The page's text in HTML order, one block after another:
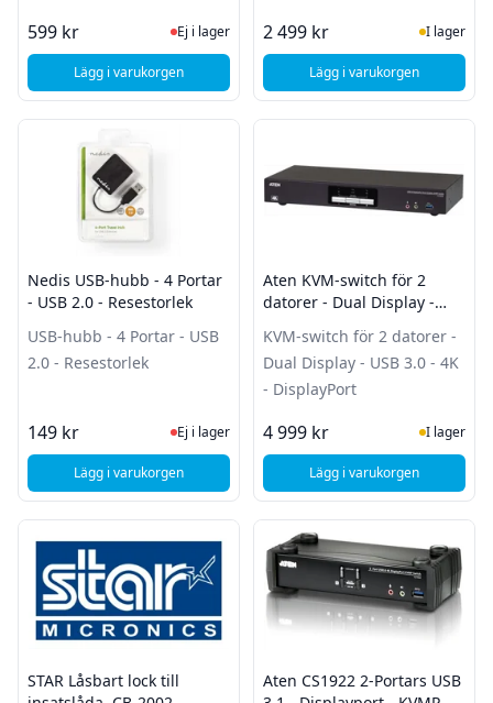
599 kr Ej i lager, besök produktsidan för
Ej i lager
Lägg i varukorgen, 8BitDo Ultimate 2 - Trådlös - Svart
2 499 kr I Lager
I lager
Lägg i varukorgen
, Logitech BRIO
Nedis USB-hubb - 4 Portar
- USB 2.0 - Resestorlek
USB-hubb - 4 Portar - USB
2.0 - Resestorlek
149 kr Ej i lager, besök produktsidan för
Ej i lager
Lägg i varukorgen, Nedis USB-hubb - 4 Portar - USB 2.0 - Resestorlek
Aten KVM-switch för 2
datorer - Dual Display -
KVM-switch för 2 datorer -
Dual Display - USB 3.0 - 4K
- DisplayPort
4 999 kr I Lager
I lager
Lägg i varukorgen, Aten KVM-switch
STAR Låsbart lock till
Aten CS1922 2-Portars USB